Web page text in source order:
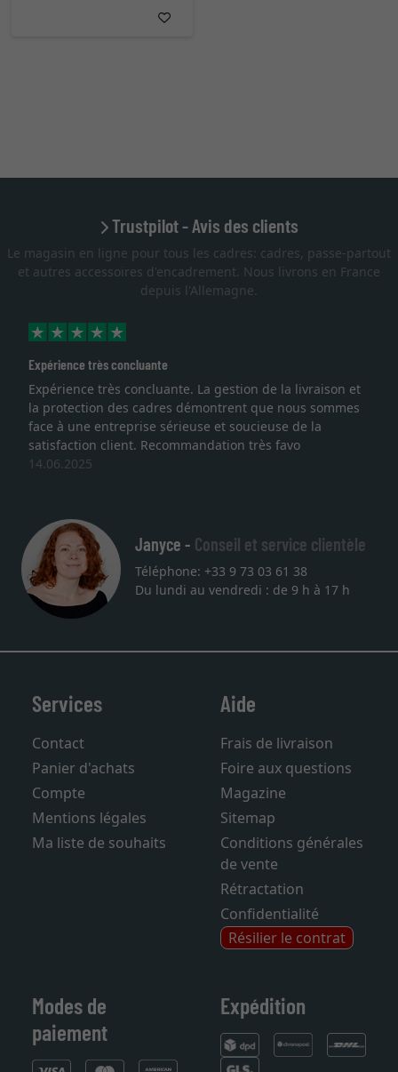
Trustpilot - Avis des clients
Le magasin en ligne pour tous les cadres: cadres, passe-partout
et autres accessoires d'encadrement. Nous livrons en France
depuis l'Allemagne.
Expérience très concluante
Expérience très concluante. La gestion de la livraison et
la protection des cadres démontrent que nous sommes
face à une entreprise sérieuse et soucieuse de la
satisfaction client. Recommandation très favo
14.06.2025
Janyce - Conseil et service clientèle
Téléphone: +33 9 73 03 61 38
Du lundi au vendredi : de 9 h à 17 h
Services
Contact
Panier d'achats
Compte
Mentions légales
Ma liste de souhaits
Aide
Frais de livraison
Foire aux questions
Magazine
Sitemap
Conditions générales
de vente
Rétractation
Confidentialité
Résilier le contrat
Modes de
paiement
Expédition